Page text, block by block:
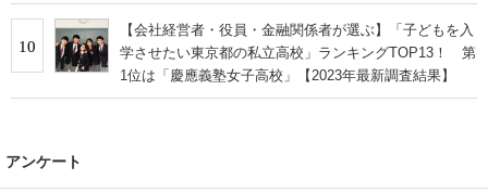
10
【会社経営者・役員・金融関係者が選ぶ】「子どもを入
学させたい東京都の私立高校」ランキングTOP13！ 第
1位は「慶應義塾女子高校」【2023年最新調査結果】
アンケート